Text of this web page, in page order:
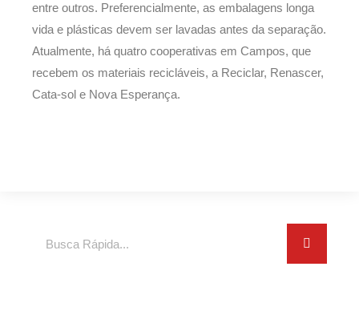
entre outros. Preferencialmente, as embalagens longa
vida e plásticas devem ser lavadas antes da separação.
Atualmente, há quatro cooperativas em Campos, que
recebem os materiais recicláveis, a Reciclar, Renascer,
Cata-sol e Nova Esperança.